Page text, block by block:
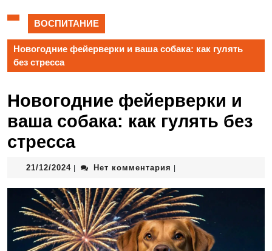
ВОСПИТАНИЕ
Новогодние фейерверки и ваша собака: как гулять
без стресса
Новогодние фейерверки и
ваша собака: как гулять без
стресса
21/12/2024 Нет комментария